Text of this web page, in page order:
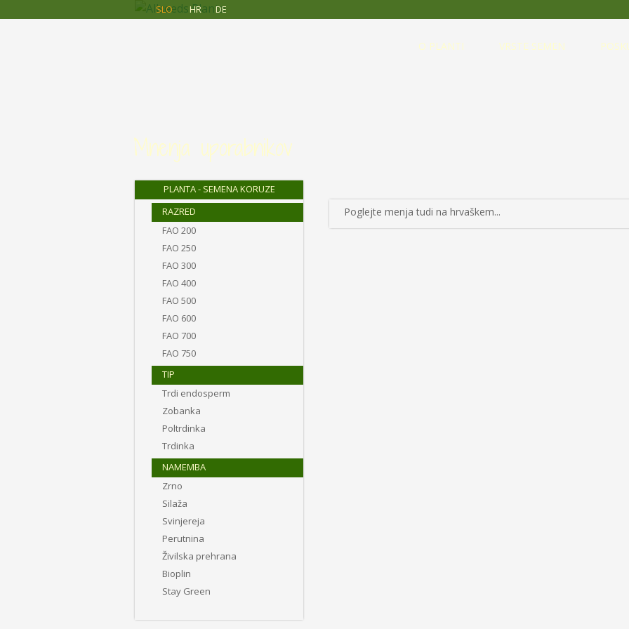
SLO HR DE
Allseeds
O PLANTI VRSTE SEMEN
Mnenja uporabnikov
Poglejte menja tudi na hrvaškem...
PLANTA - SEMENA KORUZE
RAZRED
FAO 200
FAO 250
FAO 300
FAO 400
FAO 500
FAO 600
FAO 700
FAO 750
TIP
Trdi endosperm
Zobanka
Poltrdinka
Trdinka
NAMEMBA
Zrno
Silaža
Svinjereja
Perutnina
Živilska prehrana
Bioplin
Stay Green